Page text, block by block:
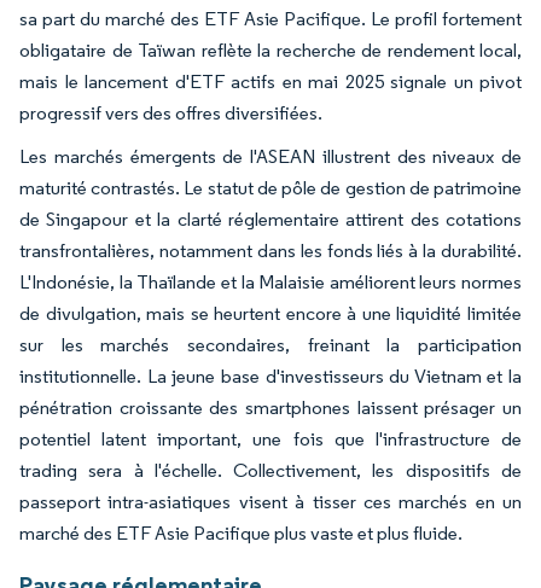
sa part du marché des ETF Asie Pacifique. Le profil fortement
obligataire de Taïwan reflète la recherche de rendement local,
mais le lancement d'ETF actifs en mai 2025 signale un pivot
progressif vers des offres diversifiées.
Les marchés émergents de l'ASEAN illustrent des niveaux de
maturité contrastés. Le statut de pôle de gestion de patrimoine
de Singapour et la clarté réglementaire attirent des cotations
transfrontalières, notamment dans les fonds liés à la durabilité.
L'Indonésie, la Thaïlande et la Malaisie améliorent leurs normes
de divulgation, mais se heurtent encore à une liquidité limitée
sur les marchés secondaires, freinant la participation
institutionnelle. La jeune base d'investisseurs du Vietnam et la
pénétration croissante des smartphones laissent présager un
potentiel latent important, une fois que l'infrastructure de
trading sera à l'échelle. Collectivement, les dispositifs de
passeport intra-asiatiques visent à tisser ces marchés en un
marché des ETF Asie Pacifique plus vaste et plus fluide.